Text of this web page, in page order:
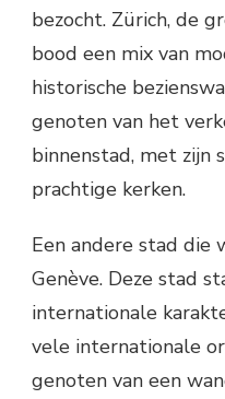
bezocht. Zürich, de
bood een mix van
historische
genoten van het
binnenstad, met zijn
prachtige kerken.
Een andere stad die
Genève. Deze stad
internationale
vele internationale
genoten van een